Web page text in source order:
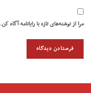
مرا از نوشته‌های تازه با رایانامه آگاه کن.